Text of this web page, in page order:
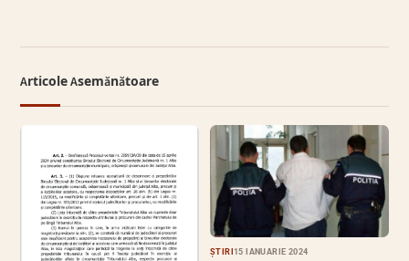
Articole Asemănătoare
ȘTIRI15 IANUARIE 2024